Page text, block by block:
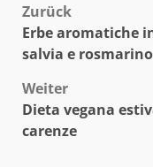
Zurück
Erbe aromatiche
salvia e
Weiter
Dieta vegana
carenze